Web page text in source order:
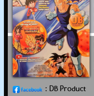
: DB Product